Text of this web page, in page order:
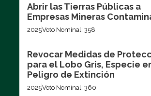
Abrir las Tierras Públicas a
Empresas Mineras
2025Voto Nominal: 358
Revocar Medidas de
para el Lobo Gris, Especie
Peligro de Extinción
2025Voto Nominal: 360